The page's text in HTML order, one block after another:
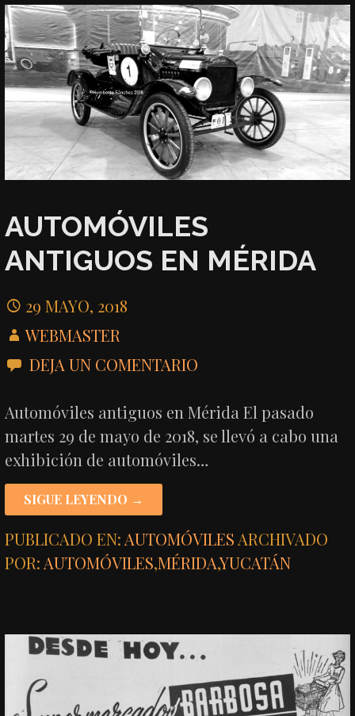
AUTOMÓVILES
ANTIGUOS EN MÉRIDA
29 MAYO, 2018
WEBMASTER
DEJA UN COMENTARIO
Automóviles antiguos en Mérida El pasado
martes 29 de mayo de 2018, se llevó a cabo una
exhibición de automóviles…
SIGUE LEYENDO →
PUBLICADO EN: AUTOMÓVILES ARCHIVADO
POR: AUTOMÓVILES,MÉRIDA,YUCATÁN